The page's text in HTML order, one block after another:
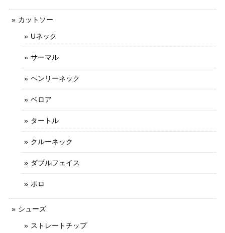
カットソー
Uネック
サーマル
ヘンリーネック
ベロア
タートル
クルーネック
ダブルフェイス
ポロ
シューズ
ストレートチップ